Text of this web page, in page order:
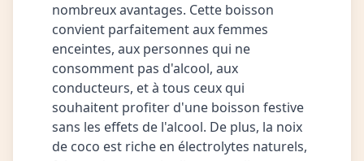
nombreux avantages. Cette boisson
convient parfaitement aux femmes
enceintes, aux personnes qui ne
consomment pas d'alcool, aux
conducteurs, et à tous ceux qui
souhaitent profiter d'une boisson festive
sans les effets de l'alcool. De plus, la noix
de coco est riche en électrolytes naturels,